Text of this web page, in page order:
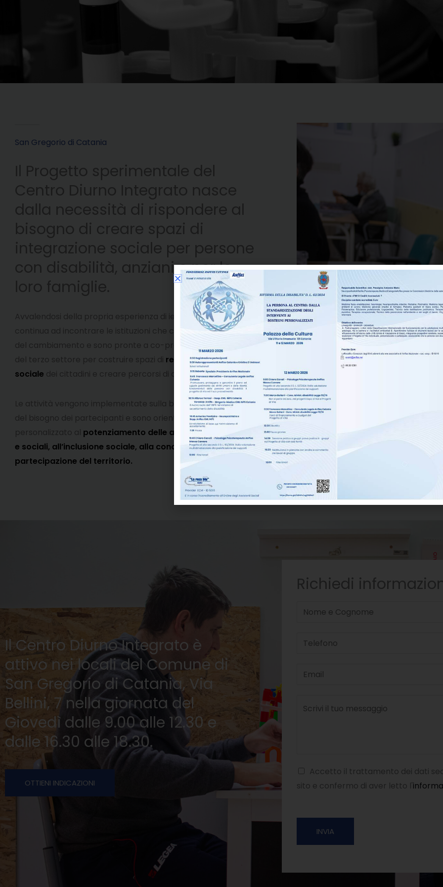
San Gregorio di Catania
con disabilità, anziani e per le
Avvalendosi della propria esperienza di ieri e di oggi,l’ANFFAS
continua ad incontrare le istituzioni che credono nella forza
del cambiamento e sono pronte a co-progettare con gli enti
reale inclusione
sociale dei cittadini e creare percorsi di cittadinanza attiva.
Le attività vengono implementate sulla base di una rilevazione
del bisogno dei partecipanti e sono orientate in modo
potenziamento delle autonomie personali
e sociali, all’inclusione sociale, alla conoscenza e
partecipazione del territorio.
Il Centro Diurno Integrato è
attivo nei locali del Comune di
San Gregorio di Catania, Via
Bellini, 7 nella giornata del
Giovedì dalle 9.00 alle 12.30 e
dalle 16.30 alle 18.30.
OTTIENI INDICAZIONI
Richiedi
Accetto il trattamento dei dati
sito e confermo di aver letto l'
INVIA